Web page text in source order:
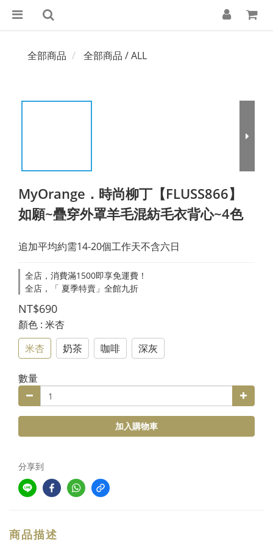
全部商品 全部商品 / ALL
MyOrange．時尚柳丁【FLUSS866】
如願~疊穿外罩羊毛混紡毛衣背心~4色
追加平均約需14-20個工作天不含六日
全店，消費滿1500即享免運費！
全店，「 夏季特賣」全館九折
NT$690
顏色 : 米杏
米杏
奶茶 咖啡 深灰
數量
加入購物車
分享到
商品描述